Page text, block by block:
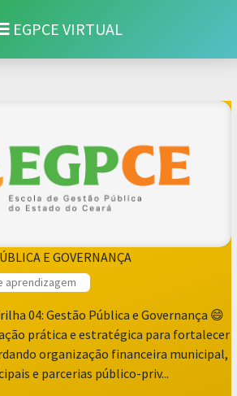
EGPCE VIRTUAL
E GOVERNANÇA
aprendizagem
04: Gestão Pública e Governança 😄
prática e estratégica para fortalecer
organização financeira municipal,
e parcerias público-priv...